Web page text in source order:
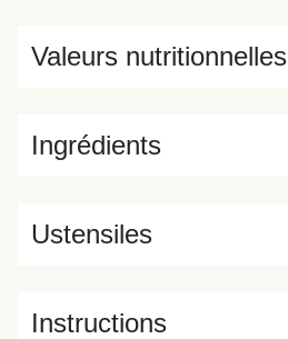
Ingrédients
Valeurs nutritionnelles
Ustensiles
Instructions